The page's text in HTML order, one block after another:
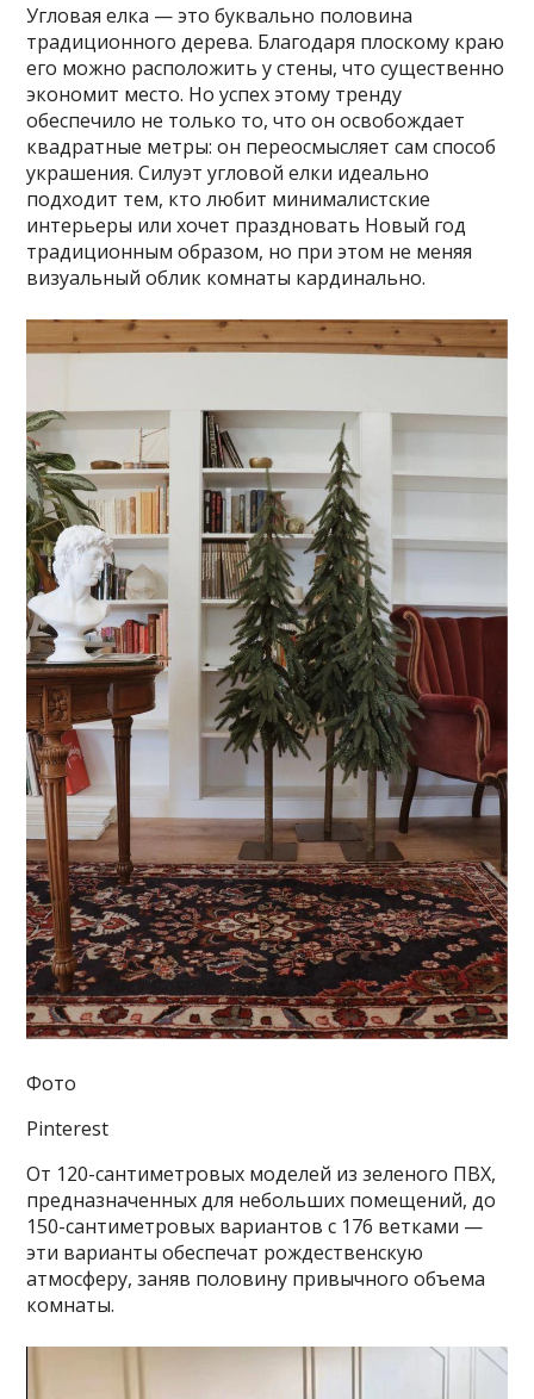
Угловая елка — это буквально половина
традиционного дерева. Благодаря плоскому краю
его можно расположить устены, что существенно
экономит место. Но успех этому тренду
обеспечило не только то, что он освобождает
квадратные метры: он переосмысляет сам способ
украшения. Силуэт угловой елки идеально
подходит тем, кто любит минималистские
интерьеры или хочет праздновать Новый год
традиционным образом, но при этом не меняя
визуальный облик комнаты кардинально.
Фото
Pinterest
От 120-сантиметровых моделей из зеленого ПВХ,
предназначенных для небольших помещений, до
150-сантиметровых вариантов с 176 ветками —
эти варианты обеспечат рождественскую
атмосферу, заняв половину привычного объема
комнаты.